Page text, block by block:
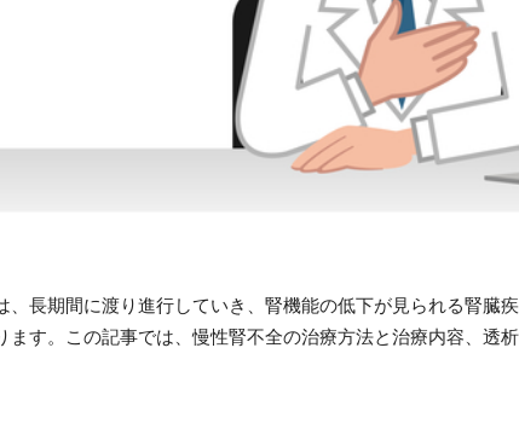
、長期間に渡り進行していき、腎機能の低下が見られる腎臓
ます。この記事では、慢性腎不全の治療方法と治療内容、透